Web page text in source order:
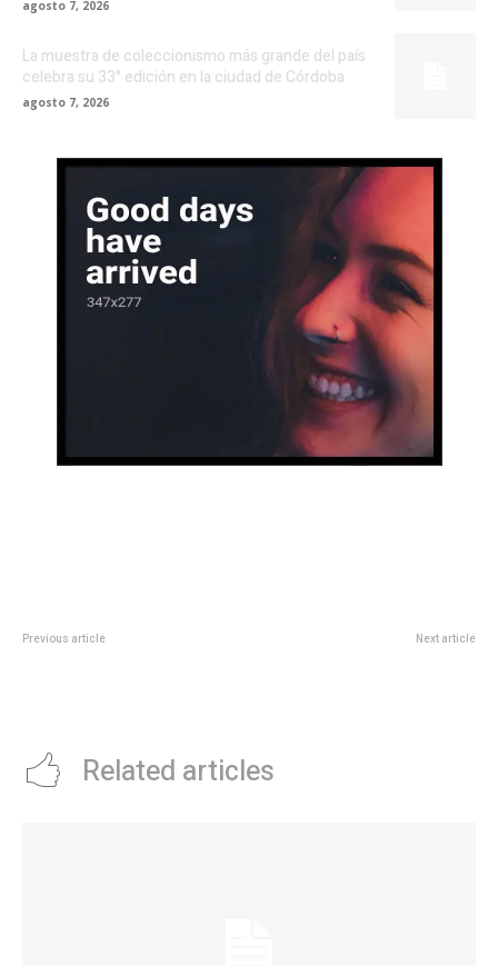
agosto 7, 2026
La muestra de coleccionismo más grande del país
celebra su 33° edición en la ciudad de Córdoba
agosto 7, 2026
Previous article Next article
Related articles